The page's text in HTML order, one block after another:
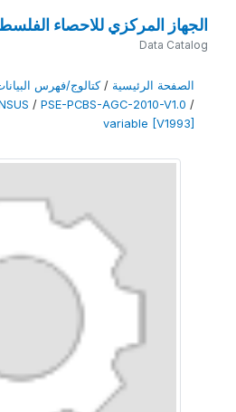
الجهاز المركزي للاحصاء
Data Catalog
الصفحة الرئيسية /كتالوج/فهرس
/ PSE-PCBS-AGC-2010-V1.0 /
variable [V1993]